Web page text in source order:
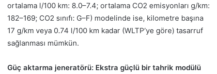
ortalama l/100 km: 8.0–7.4; ortalama CO2 emisyonları g/km:
182–169; CO2 sınıfı: G–F) modelinde ise, kilometre başına
17 g/km veya 0.74 l/100 km kadar (WLTP’ye göre) tasarruf
sağlanması mümkün.
Güç aktarma jeneratörü: Ekstra güçlü bir tahrik modülü